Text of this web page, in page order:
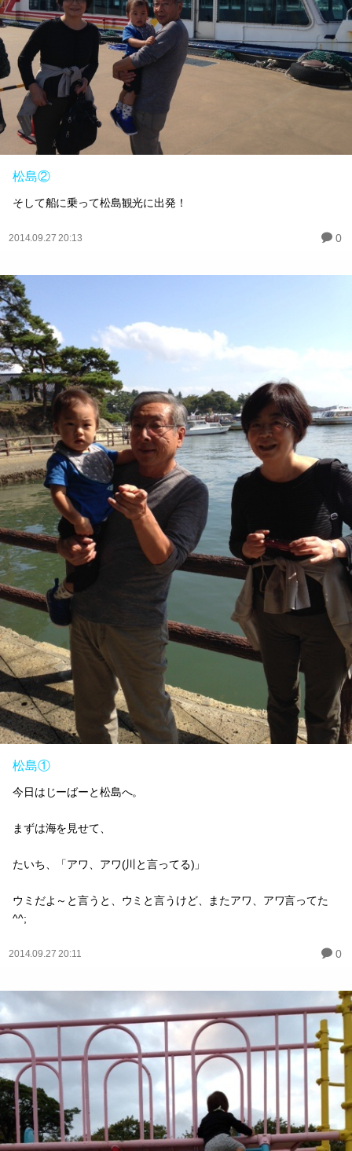
松島②
そして船に乗って松島観光に出発！
2014.09.27 20:13 0
松島①
今日はじーばーと松島へ。
まずは海を見せて、
たいち、「アワ、アワ(川と言ってる)」
ウミだよ～と言うと、ウミと言うけど、またアワ、アワ言ってた
^^;
2014.09.27 20:11 0